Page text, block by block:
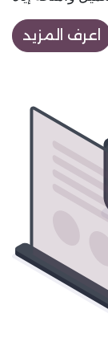
اعرف المزيد